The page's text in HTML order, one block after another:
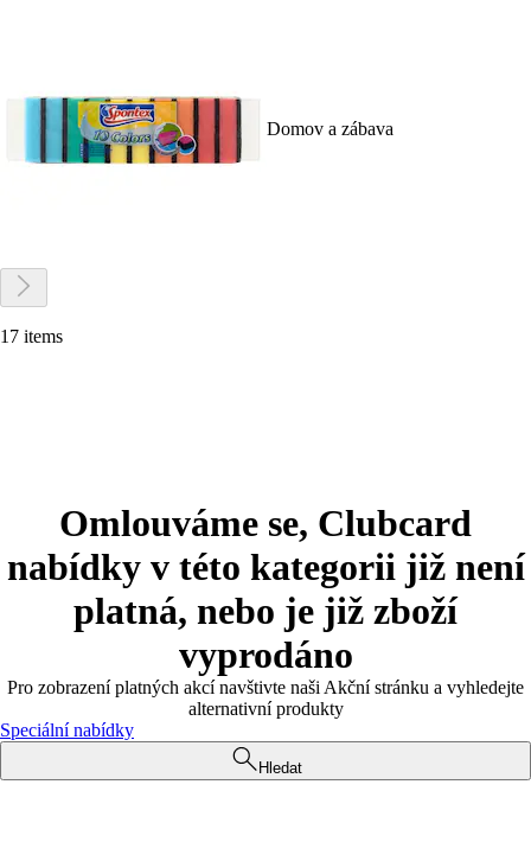
Domov a zábava
17 items
Omlouváme se, Clubcard
nabídky v této kategorii již není
platná, nebo je již zboží
vyprodáno
Pro zobrazení platných akcí navštivte naši Akční stránku a vyhledejte
alternativní produkty
Speciální nabídky
Hledat